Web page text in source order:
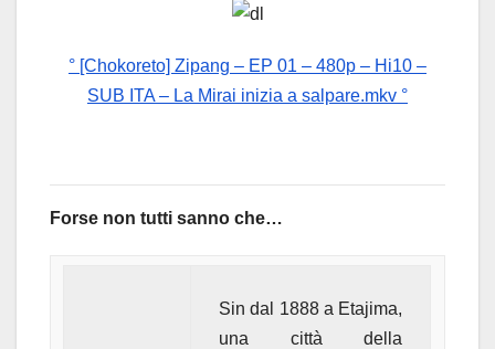
° [Chokoreto] Zipang – EP 01 – 480p – Hi10 –
SUB ITA – La Mirai inizia a salpare.mkv °
Forse non tutti sanno che…
Sin dal 1888 a Etajima,
una città della